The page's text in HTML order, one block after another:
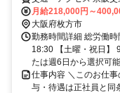
月給218,000円～
大阪府枚方市
勤務時間詳細 総労働
18:30 【土曜・祝日
たは週6日から選択可
仕事内容 ＼このお仕
与・待遇は正社員と同